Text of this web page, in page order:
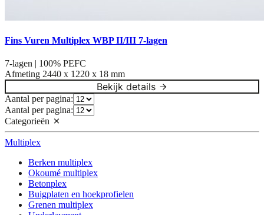
Fins Vuren Multiplex WBP II/III 7-lagen
7-lagen | 100% PEFC
Afmeting 2440 x 1220 x 18 mm
Bekijk details
Aantal per pagina:
Aantal per pagina:
Categorieën
Multiplex
Berken multiplex
Okoumé multiplex
Betonplex
Buigplaten en hoekprofielen
Grenen multiplex